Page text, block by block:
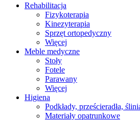
Rehabilitacja
Fizykoterapia
Kinezyterapia
Sprzęt ortopedyczny
Więcej
Meble medyczne
Stoły
Fotele
Parawany
Więcej
Higiena
Podkłady, prześcieradła,
Materiały opatrunkowe